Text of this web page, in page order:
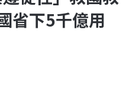
省下5千億用